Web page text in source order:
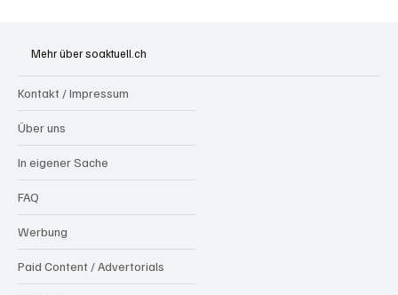
gesucht)
Mehr über soaktuell.ch
Kontakt / Impressum
Über uns
In eigener Sache
FAQ
Werbung
Paid Content / Advertorials